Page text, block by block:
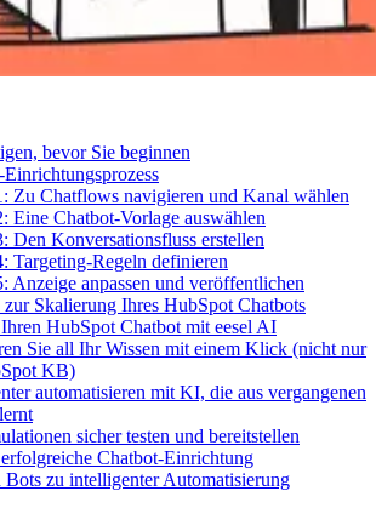
bevor Sie beginnen
Zu Chatflows navigieren und Kanal wählen
Eine Chatbot-Vorlage auswählen
Den Konversationsfluss erstellen
Targeting-Regeln definieren
Anzeige anpassen und veröffentlichen
Skalierung Ihres HubSpot Chatbots
HubSpot Chatbot mit eesel AI
Sie all Ihr Wissen mit einem Klick (nicht nur
KB)
automatisieren mit KI, die aus vergangenen
sicher testen und bereitstellen
Chatbot-Einrichtung
Bots zu intelligenter Automatisierung